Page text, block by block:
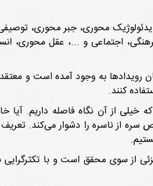
محوری، جبر محوری،
اجتماعی و ...، عقل محوری،
به وجود آمده است و
کنند.
خیلی از آن نگاه فاصله داریم.
از ناسره را دشوار می‌کند. تعریف
از سوی محقق است و با تکثرگرایی